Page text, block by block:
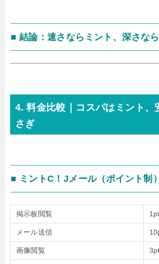
■ 結論：速さならミント、深さな
4. 料金比較｜コスパはミント、
さぎ
■ ミントC！Jメール（ポイント制）
掲示板閲覧 1pt
メール送信
画像閲覧 3pt